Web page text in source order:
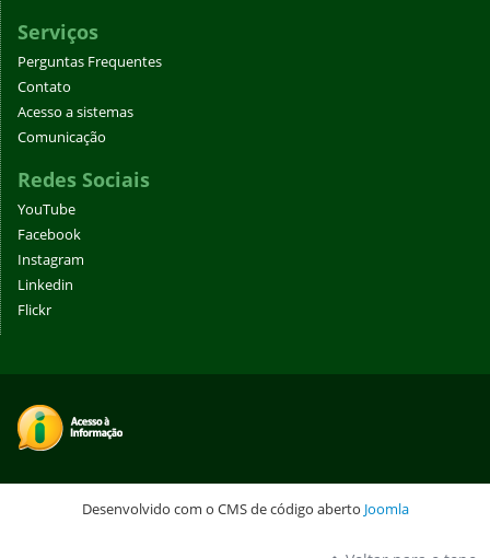
Serviços
Perguntas Frequentes
Contato
Acesso a sistemas
Comunicação
Redes Sociais
YouTube
Facebook
Instagram
Linkedin
Flickr
Desenvolvido com o CMS de código aberto Joomla